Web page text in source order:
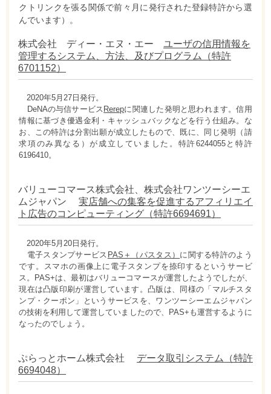
クトリンクを張る関係で前々月に発行された登録特許から選
んでいます）。
株式会社 ディー・エヌ・エー ユーザの信用情報を
管理するシステム、方法、及びプログラム（特許
6701152）
2020年5月27日発行。
DeNAの与信サービス Rerepに関連した発明と思われます。信用
情報に基づき優遇金利・キャッシュバックなどを行う仕組み。な
お、この特許は分割出願が成立したもので、既に、同じ発明（請
求項のみ異なる）が成立していました。特許6244055と特許
6196410。
バリューコマース株式会社、株式会社ワンツーシーエ
ムジャパン 実店舗への集客を促進するアフィリエイ
ト広告のコンピューティング（特許6694691）
2020年5月20日発行。
電子スタンプサービス PAS＋（パスタス） に関する特許のよう
です。スマホの画像上に電子スタンプを捺印するというサービ
ス。PAS+は、最初はバリューコマースが運営したようでしたが、
現在は凸版印刷が運営しています。凸版は、同様の「マルチスタ
ンプ・クーポン」というサービスを、ワンツーシーエムジャパン
の技術を利用して運営していましたので、PAS+も運営するように
なったのでしょう。
ぷらっとホーム株式会社 データ取引システム（特許
6694048）